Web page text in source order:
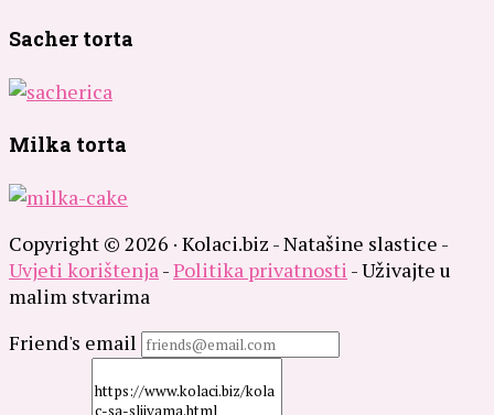
Sacher torta
Milka torta
Copyright © 2026 · Kolaci.biz - Natašine slastice -
Uvjeti korištenja-Politika privatnosti - Uživajte u
malim stvarima
Friend's email